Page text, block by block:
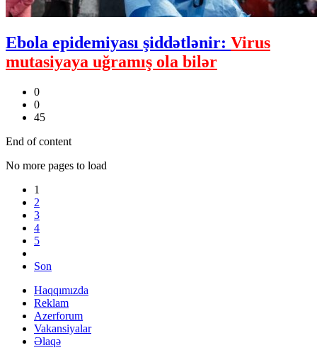
Ebola epidemiyası şiddətlənir: Virus
mutasiyaya uğramış ola bilər
0
0
45
End of content
No more pages to load
1
2
3
4
5
Son
Haqqımızda
Reklam
Azerforum
Vakansiyalar
Əlaqə